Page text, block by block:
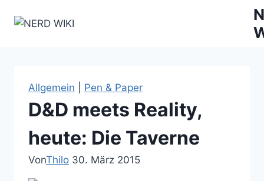
Inhalt
Allgemein Pen & Paper
D&D meets Reality,
heute: Die Taverne
VonThilo 30. März 2015